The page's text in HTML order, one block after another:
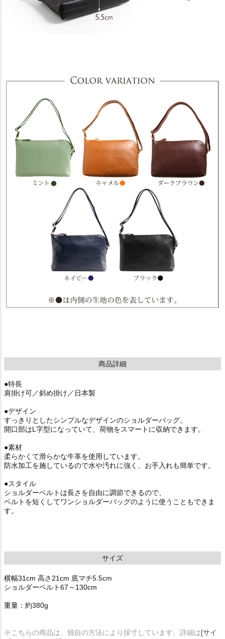
商品詳細
●特長
肩掛け可／斜め掛け／日本製
●デザイン
すっきりとしたシンプルなデザインのショルダーバッグ。
開口部はL字型になっていて、荷物をスマートに収納できます。
●素材
柔らかくて滑らかな牛革を使用しています。
防水加工を施しているので水や汚れに強く、お手入れも簡単です。
●スタイル
ショルダーベルトは長さを自由に調節できるので、
ベルトを短くしてワンショルダーバッグのように使うこともできま
す。
サイズ
横幅31cm 高さ21cm 底マチ5.5cm
ショルダーベルト67～130cm
重量：約380g
※こちらの商品は、独自の方法により採寸しています。詳細は[サイ